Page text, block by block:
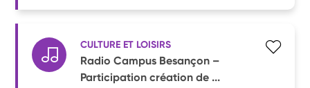
CULTURE ET LOISIRS
Radio Campus Besançon –
Participation création de ...